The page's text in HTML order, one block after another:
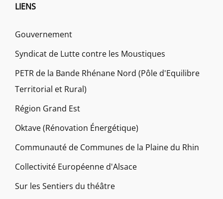
LIENS
Gouvernement
Syndicat de Lutte contre les Moustiques
PETR de la Bande Rhénane Nord (Pôle d'Equilibre
Territorial et Rural)
Région Grand Est
Oktave (Rénovation Énergétique)
Communauté de Communes de la Plaine du Rhin
Collectivité Européenne d'Alsace
Sur les Sentiers du théâtre